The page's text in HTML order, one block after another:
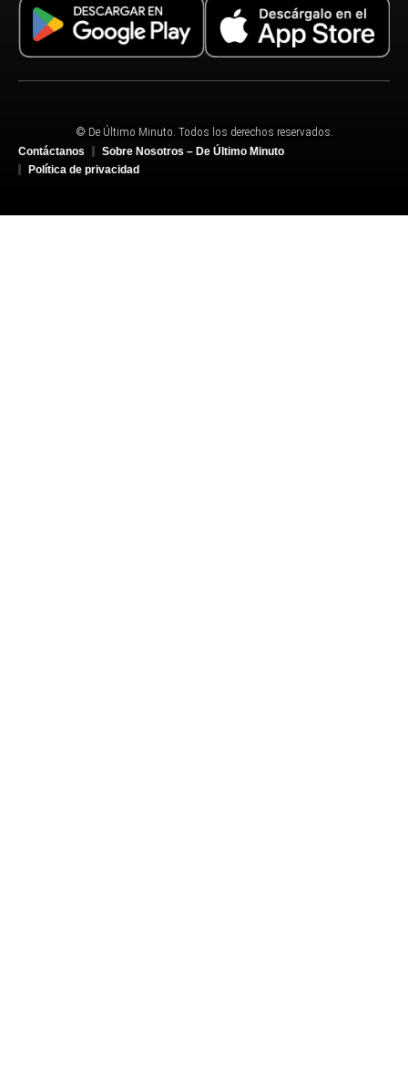
© De Último Minuto. Todos los derechos reservados.
Contáctanos
Sobre Nosotros – De Último Minuto
Política de privacidad